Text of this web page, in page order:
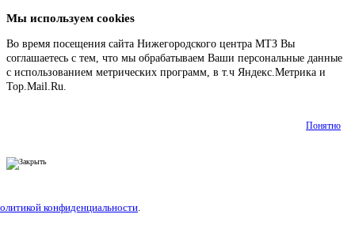
Мы используем cookies
Во время посещения сайта Нижегородского центра МТЗ Вы
соглашаетесь с тем, что мы обрабатываем Ваши персональные данные
с использованием метрических программ, в т.ч Яндекс.Метрика и
Top.Mail.Ru.
Понятно
конфиденциальности.